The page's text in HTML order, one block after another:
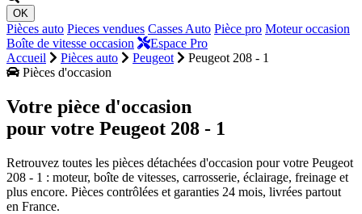
OK
Pièces auto Pieces vendues Casses Auto Pièce pro Moteur occasion
Boîte de vitesse occasion
Espace Pro
Accueil
Pièces auto Peugeot
Peugeot 208 - 1
Pièces d'occasion
Votre pièce d'occasion
pour votre Peugeot 208 - 1
Retrouvez toutes les pièces détachées d'occasion pour votre Peugeot
208 - 1 : moteur, boîte de vitesses, carrosserie, éclairage, freinage et
plus encore. Pièces contrôlées et garanties 24 mois, livrées partout
en France.